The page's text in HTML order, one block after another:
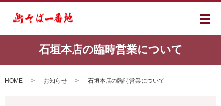
メ
石垣本店の臨時営業について
HOME お知らせ 石垣本店の臨時営業について